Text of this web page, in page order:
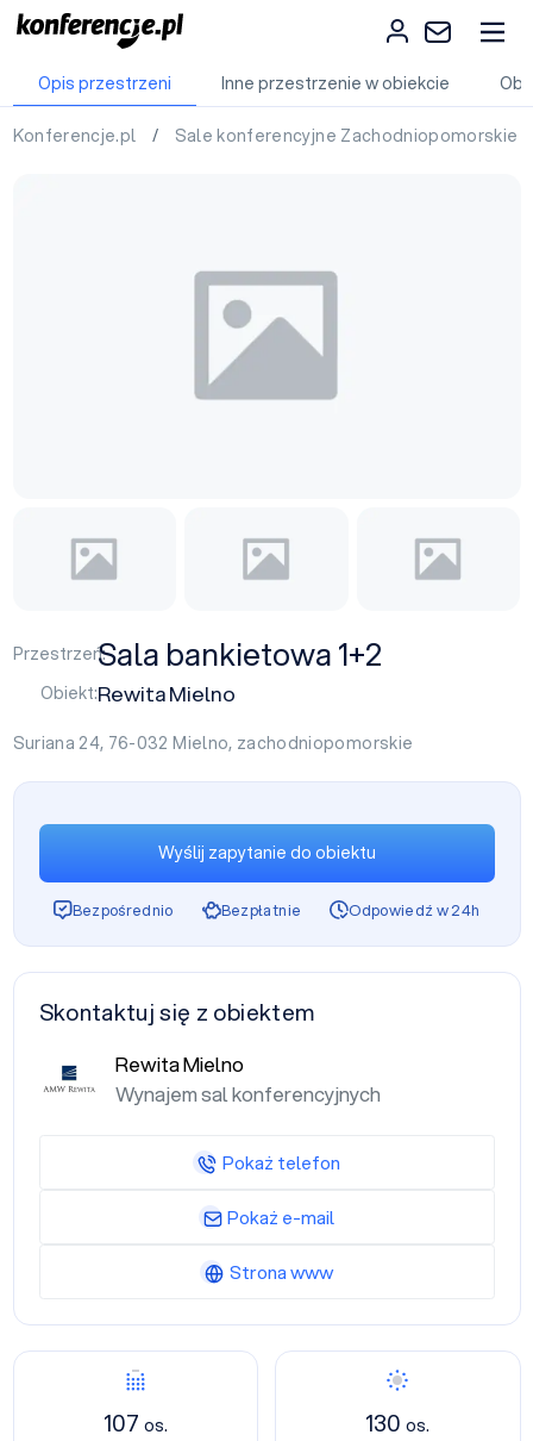
Opis przestrzeni Inne przestrzenie w obiekcie
Konferencje.pl / Sale konferencyjne Zachodniopomorskie
Przestrzeń:Sala bankietowa 1+2
Obiekt:Rewita Mielno
Suriana 24, 76-032Mielno, zachodniopomorskie
107 os. 130os.
Wyślij zapytanie do obiektu
Bezpośrednio Bezpłatnie Odpowiedź w 24h
Skontaktuj się z obiektem
Rewita Mielno
Wynajem sal konferencyjnych
Pokaż telefon
Pokaż e-mail
Strona www